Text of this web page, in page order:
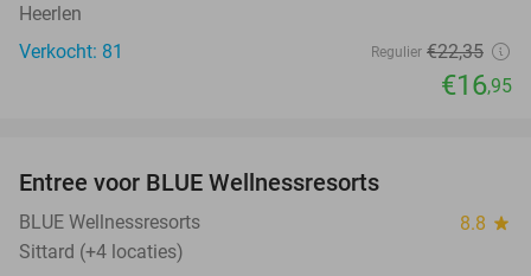
Heerlen
Verkocht: 81
Regulier €22,35
€16,95
Entree voor BLUE Wellnessresorts
BLUE Wellnessresorts 8.8 star
Sittard (+4 locaties)